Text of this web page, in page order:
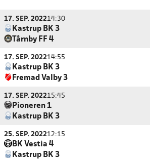
17. SEP. 202214:30
Kastrup BK 3
Tårnby FF 4
17. SEP. 202214:55
Kastrup BK 3
Fremad Valby 3
17. SEP. 202215:45
Pioneren 1
Kastrup BK 3
25. SEP. 202212:15
BK Vestia 4
Kastrup BK 3